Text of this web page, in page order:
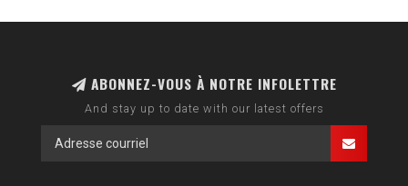
ABONNEZ-VOUS À NOTRE INFOLETTRE
And stay up to date with our latest offers